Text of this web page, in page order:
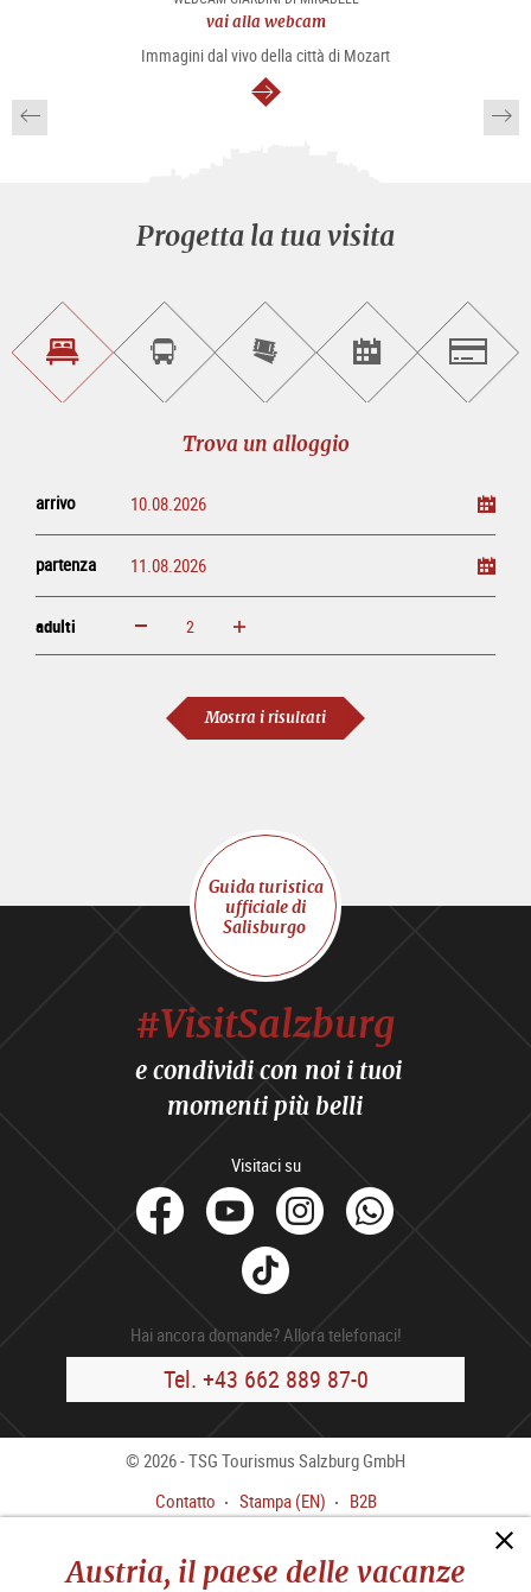
Austria, il paese delle vacanze
vai alla webcam
Immagini dal vivo della città di Mozart
segue
Progetta la tua visita
Trova
un
alloggio
Prenota
sightseeing
Compra
biglietti
Trova
eventi
Trova un alloggio
arrivo
partenza
adulti ingrandisci diminuisci
Mostra i risultati
Guida turistica
ufficiale di
Salisburgo
#VisitSalzburg
e condividi con noi i tuoi
momenti più belli
Visitaci su
facebook
YoutubeInstagram
Tik
Tok
Hai ancora domande? Allora telefonaci!
Tel. +43 662 889 87-0
© 2026 - TSG Tourismus Salzburg GmbH
Contatto
Stampa (EN)
B2B
Informativa sulla privacy